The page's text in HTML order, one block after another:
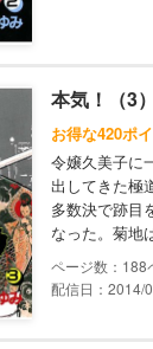
本気！（3）
お得な420ポ
令嬢久美子に
出してきた極
多数決で跡目
なった。菊地
188
配信日：2014/